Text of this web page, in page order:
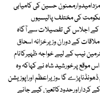
حسین کی کامیابی
کی مختلف پالیسیوں
کے اجلاس کی تفصیلات سے آگاہ
کے دوران وزیرخزانہ اسحاق
نیب کے لیے خواجہ ظہیرکانام
مزید 2نام مانگ لیے اس موقع پرخورشید شاہ نے کہاکہ وہ
ڈھونڈناپڑے گا ۔وزیراعظم اوراپوزیشن
کرداراورحدودکاتعین کیے جانے